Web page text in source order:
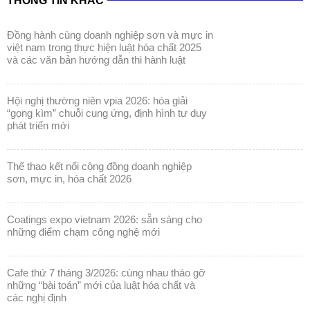
đồng hành cùng doanh nghiệp sơn và mực in
việt nam trong thực hiện luật hóa chất 2025
và các văn bản hướng dẫn thi hành luật
hội nghị thường niên vpia 2026: hóa giải
“gọng kìm” chuỗi cung ứng, định hình tư duy
phát triển mới
thể thao kết nối cộng đồng doanh nghiệp
sơn, mực in, hóa chất 2026
coatings expo vietnam 2026: sẵn sàng cho
những điểm chạm công nghệ mới
cafe thứ 7 tháng 3/2026: cùng nhau tháo gỡ
những “bài toán” mới của luật hóa chất và
các nghị định